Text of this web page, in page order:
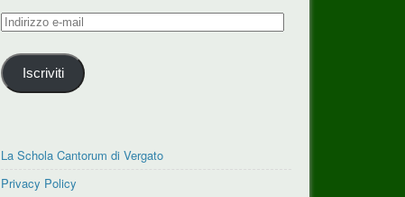
Indirizzo
mail
Iscriviti
La Schola Cantorum di Vergato
Privacy Policy